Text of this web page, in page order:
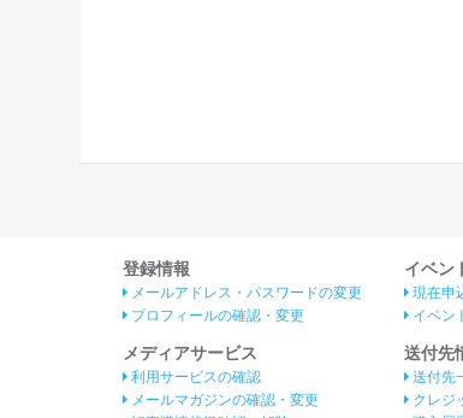
登録情報
メールアドレス・パスワードの変更
プロフィールの確認・変更
メディアサービス
利用サービスの確認
メールマガジンの確認・変更
イベン
現在申
イベン
送付先
送付先
クレジ